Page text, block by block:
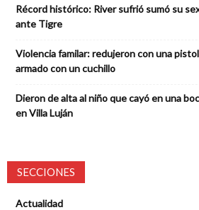
Récord histórico: River sufrió sumó su
ante Tigre
Violencia familar: redujeron con una
armado con un cuchillo
Dieron de alta al niño que cayó en una
en Villa Luján
SECCIONES
Actualidad